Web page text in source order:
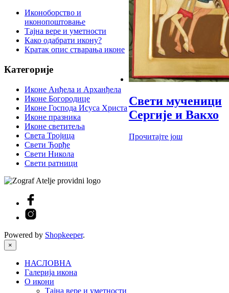
Свети мученици
Сергије и Вакхо
Прочитајте још
Иконоборство и
иконопоштовање
Тајна вере и уметности
Како одабрати икону?
Кратак опис стварања иконе
Категорије
Иконе Анђела и Арханђела
Иконе Богородице
Иконе Господа Исуса Христа
Иконе празника
Иконе светитеља
Света Тројица
Свети Ђорђе
Свети Никола
Свети ратници
Powered by Shopkeeper.
×
НАСЛОВНА
Галерија икона
О икони
Тајна вере и уметности